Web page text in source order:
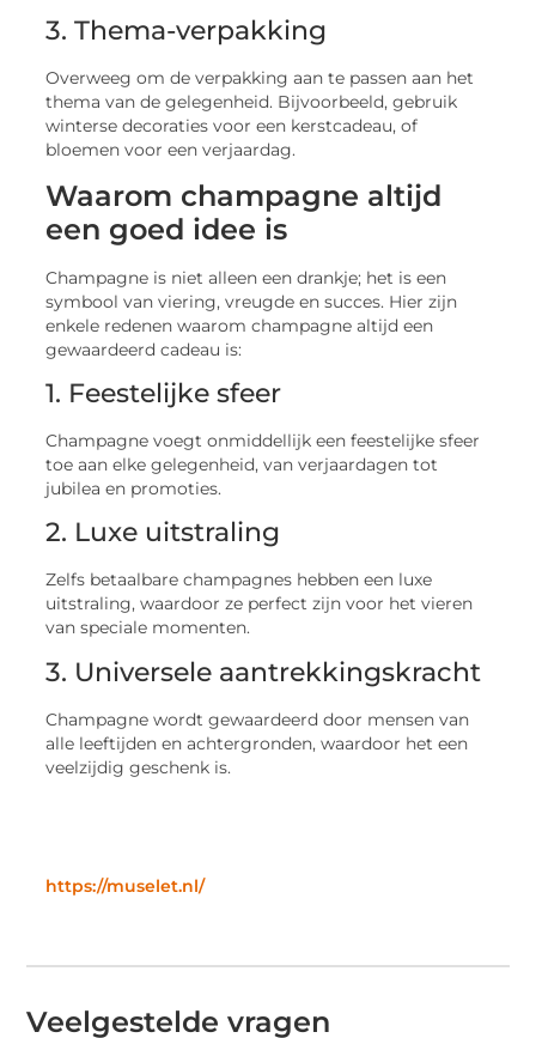
3. Thema-verpakking
Overweeg om de verpakking aan te passen aan het
thema van de gelegenheid. Bijvoorbeeld, gebruik
winterse decoraties voor een kerstcadeau, of
bloemen voor een verjaardag.
Waarom champagne altijd
een goed idee is
Champagne is niet alleen een drankje; het is een
symbool van viering, vreugde en succes. Hier zijn
enkele redenen waarom champagne altijd een
gewaardeerd cadeau is:
1. Feestelijke sfeer
Champagne voegt onmiddellijk een feestelijke sfeer
toe aan elke gelegenheid, van verjaardagen tot
jubilea en promoties.
2. Luxe uitstraling
Zelfs betaalbare champagnes hebben een luxe
uitstraling, waardoor ze perfect zijn voor het vieren
van speciale momenten.
3. Universele aantrekkingskracht
Champagne wordt gewaardeerd door mensen van
alle leeftijden en achtergronden, waardoor het een
veelzijdig geschenk is.
https://muselet.nl/
Veelgestelde vragen